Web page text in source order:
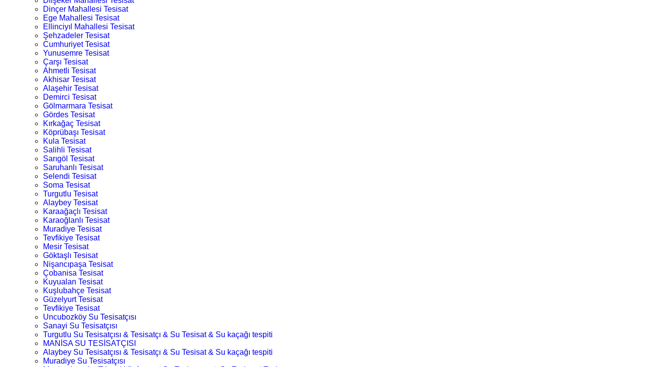
Dinçer Mahallesi Tesisat
Ege Mahallesi Tesisat
Ellinciyıl Mahallesi Tesisat
Şehzadeler Tesisat
Cumhuriyet Tesisat
Yunusemre Tesisat
Çarşı Tesisat
Ahmetli Tesisat
Akhisar Tesisat
Alaşehir Tesisat
Demirci Tesisat
Gölmarmara Tesisat
Gördes Tesisat
Kırkağaç Tesisat
Köprübaşı Tesisat
Kula Tesisat
Salihli Tesisat
Sarıgöl Tesisat
Saruhanlı Tesisat
Selendi Tesisat
Soma Tesisat
Turgutlu Tesisat
Alaybey Tesisat
Karaağaçlı Tesisat
Karaoğlanlı Tesisat
Muradiye Tesisat
Tevfikiye Tesisat
Mesir Tesisat
Göktaşlı Tesisat
Nişancıpaşa Tesisat
Çobanisa Tesisat
Kuyualan Tesisat
Kuşlubahçe Tesisat
Güzelyurt Tesisat
Tevfikiye Tesisat
Uncubozköy Su Tesisatçısı
Sanayi Su Tesisatçısı
Turgutlu Su Tesisatçısı & Tesisatçı & Su Tesisat & Su kaçağı tespiti
MANİSA SU TESİSATÇISI
Alaybey Su Tesisatçısı & Tesisatçı & Su Tesisat & Su kaçağı tespiti
Muradiye Su Tesisatçısı